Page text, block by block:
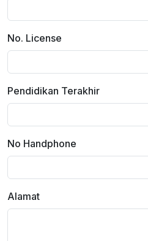
No. License
Pendidikan Terakhir
No Handphone
Alamat